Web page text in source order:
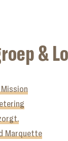
&
Marquette